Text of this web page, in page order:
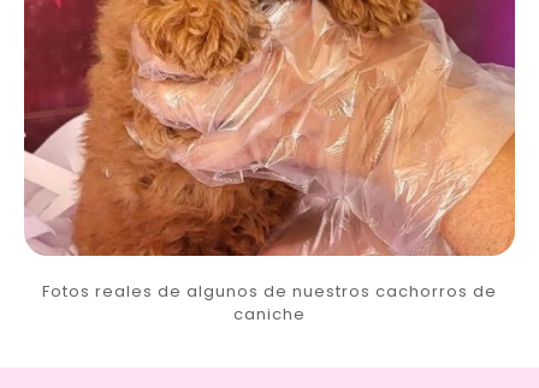
Fotos reales de algunos de nuestros cachorros de
caniche